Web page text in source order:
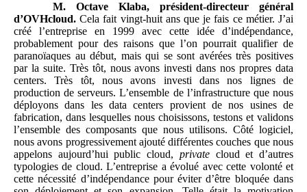
M.
Octave Klaba, président-directeur général
d’OVHcloud. Cela fait vingt-huit ans que je fais ce métier. J’ai
créé l’entreprise en 1999 avec cette idée d’indépendance,
probablement pour des raisons que l’on pourrait qualifier de
paranoïaques au début, mais qui se sont avérées très positives
par la suite. Très tôt, nous avons investi dans nos propres data
centers. Très tôt, nous avons investi dans nos lignes de
production de serveurs. L’ensemble de l’infrastructure que nous
déployons dans les data centers provient de nos usines de
fabrication, dans lesquelles nous choisissons, testons et validons
l’ensemble des composants que nous utilisons. Côté logiciel,
nous avons progressivement ajouté différentes couches que nous
appelons aujourd’hui public cloud, privatecloud et d’autres
typologies de cloud. L’entreprise a évolué avec cette volonté et
cette nécessité d’indépendance pour éviter d’être bloquée dans